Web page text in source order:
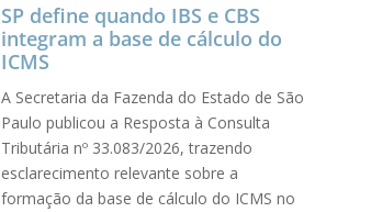
SP define quando IBS e CBS
integram a base de cálculo do
ICMS
A Secretaria da Fazenda do Estado de São
Paulo publicou a Resposta à Consulta
Tributária nº 33.083/2026, trazendo
esclarecimento relevante sobre a
formação da base de cálculo do ICMS no